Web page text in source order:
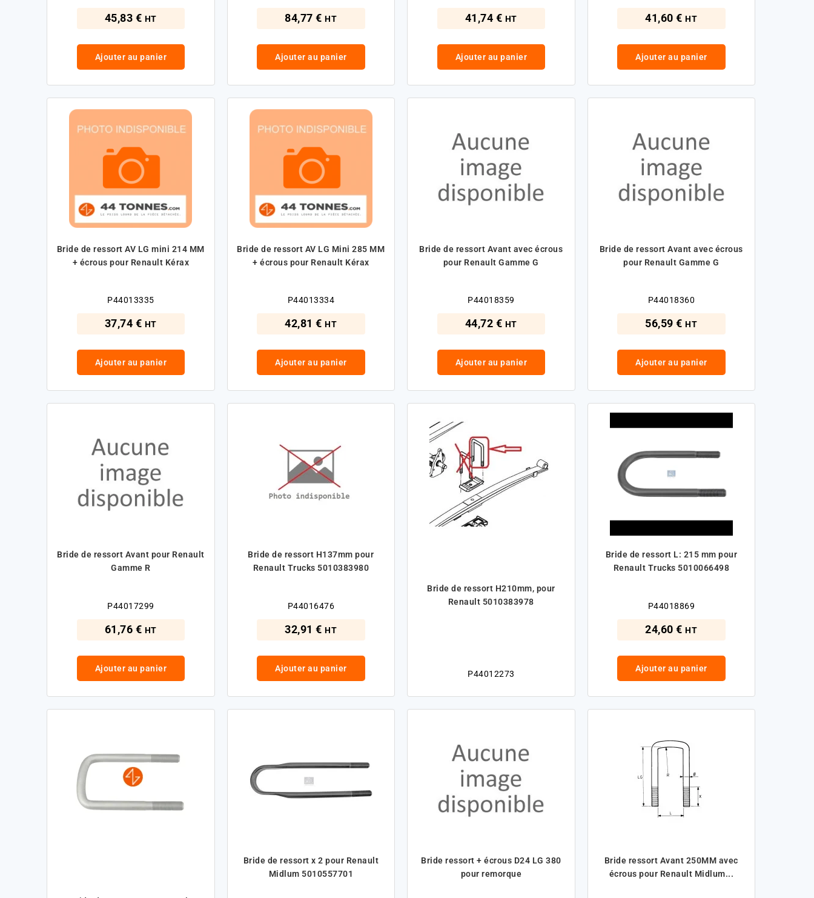
45,83 € HT
Ajouter au panier
84,77 €HT
Ajouter au panier
41,74 € HT
Ajouter au panier
41,60 €HT
Ajouter au panier
Bride de ressort AV LG mini 214 MM
+ écrous pour Renault Kérax
P44013335
37,74 € HT
Ajouter au panier
Bride de ressort AV LG Mini 285 MM
+ écrous pour Renault Kérax
P44013334
42,81 €HT
Ajouter au panier
Bride de ressort Avant avec écrous
pour Renault Gamme G
P44018359
44,72 € HT
Ajouter au panier
Bride de ressort Avant avec écrous
pour Renault Gamme G
P44018360
56,59 €HT
Ajouter au panier
Bride de ressort Avant pour Renault
Gamme R
P44017299
61,76 € HT
Ajouter au panier
Bride de ressort H137mm pour
Renault Trucks 5010383980
P44016476
32,91 €HT
Ajouter au panier
Bride de ressort H210mm, pour
Renault 5010383978
P44012273
Bride de ressort L: 215 mm pour
Renault Trucks 5010066498
P44018869
24,60 €HT
Ajouter au panier
Bride de ressort x 2 pour Renault
Midlum 5010557701
Bride ressort + écrous D24 LG 380
pour remorque
Bride ressort Avant 250MM avec
écrous pour Renault Midlum...